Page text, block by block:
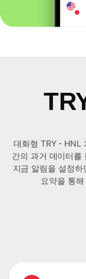
대화형 TRY - HNL
간의 과거 데이터를
지금 알림을 설정
요약을 통